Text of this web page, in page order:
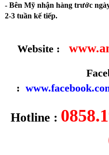
- Bên Mỹ nhận hàng trước
2-3 tuần kế tiếp.
Website :
:
Hotline :